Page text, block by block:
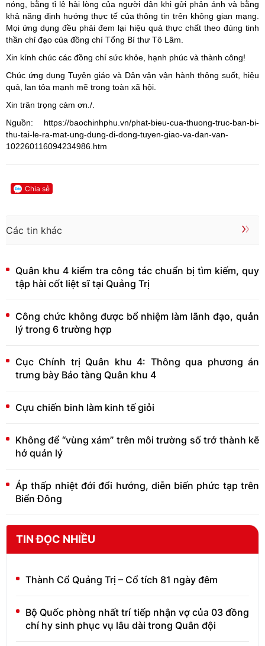
nóng, bằng tỉ lệ hài lòng của người dân khi gửi phản ánh và bằng
khả năng định hướng thực tế của thông tin trên không gian mạng.
Mọi ứng dụng đều phải đem lại hiệu quả thực chất theo đúng tinh
thần chỉ đạo của đồng chí Tổng Bí thư Tô Lâm.
Xin kính chúc các đồng chí sức khỏe, hạnh phúc và thành công!
Chúc ứng dụng Tuyên giáo và Dân vận vận hành thông suốt, hiệu
quả, lan tỏa mạnh mẽ trong toàn xã hội.
Xin trân trọng cảm ơn./.
Nguồn: https://baochinhphu.vn/phat-bieu-cua-thuong-truc-ban-bi-
thu-tai-le-ra-mat-ung-dung-di-dong-tuyen-giao-va-dan-van-
102260116094234986.htm
Chia sẻ
Các tin khác
Quân khu 4 kiểm tra công tác chuẩn bị tìm kiếm, quy
tập hài cốt liệt sĩ tại Quảng Trị
Công chức không được bổ nhiệm làm lãnh đạo, quản
lý trong 6 trường hợp
Cục Chính trị Quân khu 4: Thông qua phương án
trưng bày Bảo tàng Quân khu 4
Cựu chiến binh làm kinh tế giỏi
Không để “vùng xám” trên môi trường số trở thành kẽ
hở quản lý
Áp thấp nhiệt đới đổi hướng, diễn biến phức tạp trên
Biển Đông
TIN ĐỌC NHIỀU
Thành Cổ Quảng Trị – Cổ tích 81 ngày đêm
Bộ Quốc phòng nhất trí tiếp nhận vợ của 03 đồng
chí hy sinh phục vụ lâu dài trong Quân đội